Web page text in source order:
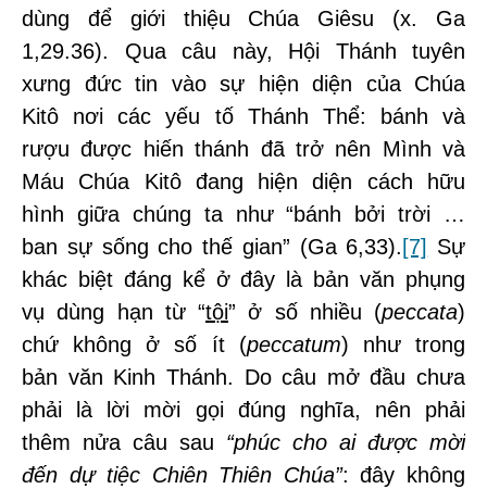
dùng để giới thiệu Chúa Giêsu (x. Ga
1,29.36). Qua câu này, Hội Thánh tuyên
xưng đức tin vào sự hiện diện của Chúa
Kitô nơi các yếu tố Thánh Thể: bánh và
rượu được hiến thánh đã trở nên Mình và
Máu Chúa Kitô đang hiện diện cách hữu
hình giữa chúng ta như “bánh bởi trời …
ban sự sống cho thế gian” (Ga 6,33). [7] Sự
khác biệt đáng kể ở đây là bản văn phụng
vụ dùng hạn từ “tội” ở số nhiều (peccata)
chứ không ở số ít (peccatum) như trong
bản văn Kinh Thánh. Do câu mở đầu chưa
phải là lời mời gọi đúng nghĩa, nên phải
thêm nửa câu sau “phúc cho ai được mời
đến dự tiệc Chiên Thiên Chúa”: đây không